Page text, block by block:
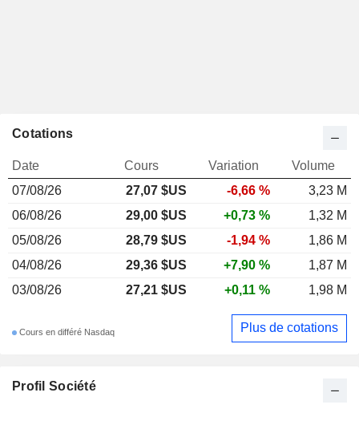
Profil Société
Cotations
Date Cours Variation
Volume
07/08/26
27,07 $US -6,66 %
3,23 M
06/08/26
29,00 $US +0,73 %
1,32 M
05/08/26
28,79 $US -1,94 %
1,86 M
04/08/26
29,36 $US +7,90 %
1,87 M
03/08/26
27,21 $US +0,11 % 1,98 M
Cours en différé Nasdaq Plus de cotations